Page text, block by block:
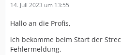
14. Juli 2023 um 13:55
Hallo an die Profis,
ich bekomme beim Start der
Fehlermeldung.